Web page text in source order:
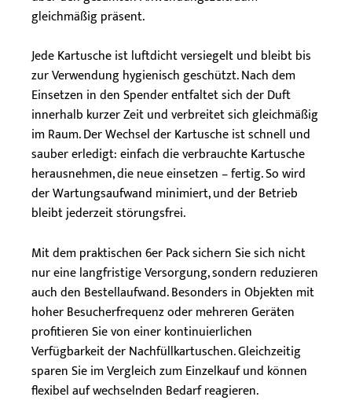
gleichmäßig präsent.
Jede Kartusche ist luftdicht versiegelt und bleibt bis
zur Verwendung hygienisch geschützt. Nach dem
Einsetzen in den Spender entfaltet sich der Duft
innerhalb kurzer Zeit und verbreitet sich gleichmäßig
im Raum. Der Wechsel der Kartusche ist schnell und
sauber erledigt: einfach die verbrauchte Kartusche
herausnehmen, die neue einsetzen – fertig. So wird
der Wartungsaufwand minimiert, und der Betrieb
bleibt jederzeit störungsfrei.
Mit dem praktischen 6er Pack sichern Sie sich nicht
nur eine langfristige Versorgung, sondern reduzieren
auch den Bestellaufwand. Besonders in Objekten mit
hoher Besucherfrequenz oder mehreren Geräten
profitieren Sie von einer kontinuierlichen
Verfügbarkeit der Nachfüllkartuschen. Gleichzeitig
sparen Sie im Vergleich zum Einzelkauf und können
flexibel auf wechselnden Bedarf reagieren.